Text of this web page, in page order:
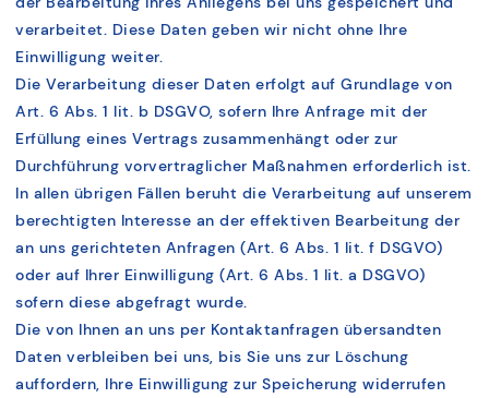
verarbeitet. Diese Daten geben wir nicht ohne Ihre
Einwilligung weiter.
Die Verarbeitung dieser Daten erfolgt auf Grundlage von
Art. 6 Abs. 1 lit. b DSGVO, sofern Ihre Anfrage mit der
Erfüllung eines Vertrags zusammenhängt oder zur
Durchführung vorvertraglicher Maßnahmen erforderlich ist.
In allen übrigen Fällen beruht die Verarbeitung auf unserem
berechtigten Interesse an der effektiven Bearbeitung der
an uns gerichteten Anfragen (Art. 6 Abs. 1 lit. f DSGVO)
oder auf Ihrer Einwilligung (Art. 6 Abs. 1 lit. a DSGVO)
sofern diese abgefragt wurde.
Die von Ihnen an uns per Kontaktanfragen übersandten
Daten verbleiben bei uns, bis Sie uns zur Löschung
auffordern, Ihre Einwilligung zur Speicherung widerrufen